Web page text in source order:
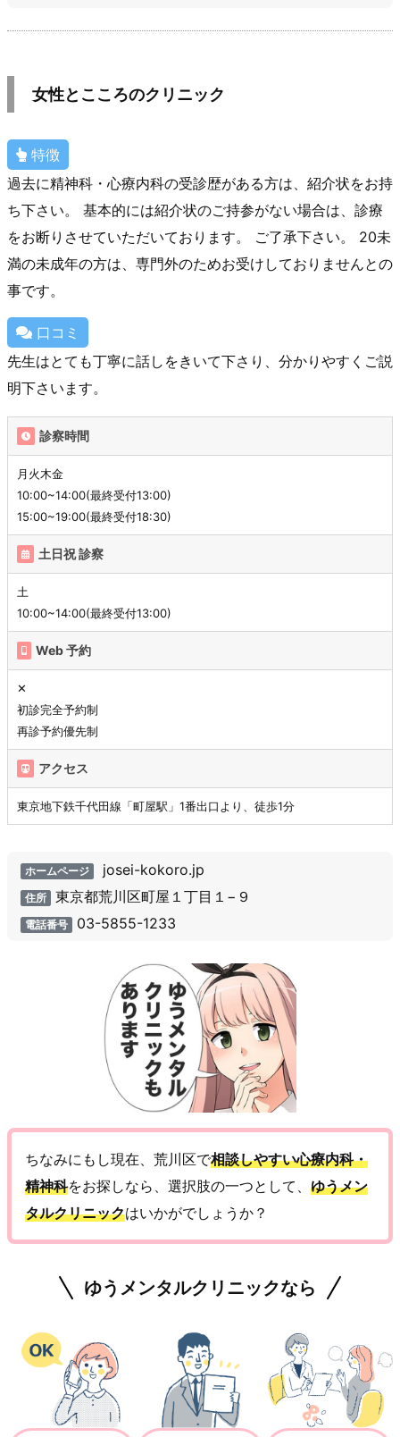
女性とこころのクリニック
特徴
過去に精神科・心療内科の受診歴がある方は、紹介状をお持
ち下さい。 基本的には紹介状のご持参がない場合は、診療
をお断りさせていただいております。 ご了承下さい。 20未
満の未成年の方は、専門外のためお受けしておりませんとの
事です。
口コミ
先生はとても丁寧に話しをきいて下さり、分かりやすくご説
明下さいます。
診察時間
月火木金
10:00~14:00(最終受付13:00)
15:00~19:00(最終受付18:30)
土日祝 診察
土
10:00~14:00(最終受付13:00)
Web 予約
✕
初診完全予約制
再診予約優先制
アクセス
東京地下鉄千代田線「町屋駅」1番出口より、徒歩1分
ホームページ josei-kokoro.jp
住所 東京都荒川区町屋１丁目１−９
電話番号 03-5855-1233
ちなみにもし現在、荒川区で相談しやすい心療内科・
精神科をお探しなら、選択肢の一つとして、 ゆうメン
タルクリニックはいかがでしょうか？
ゆうメンタルクリニックなら